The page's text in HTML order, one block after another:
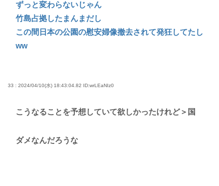
ずっと変わらないじゃん
竹島占拠したまんまだし
この間日本の公園の慰安婦像撤去されて発狂してたし
ww
33 : 2024/04/10(水) 18:43:04.82 ID:wrLEaNIz0
こうなることを予想していて欲しかったけれど＞国
ダメなんだろうな